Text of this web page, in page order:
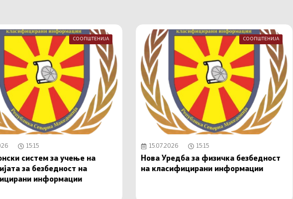
СООПШТЕНИЈА
15:15
систем за учење на
за безбедност на
информации
СООПШТЕНИЈА
15.07.2026 15:15
Нова Уредба за физичка безбедност
на класифицирани информации